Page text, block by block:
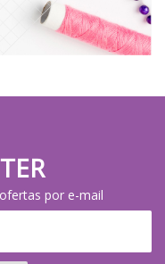
por e-mail